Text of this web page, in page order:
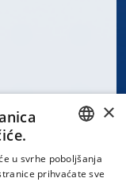
CROATIAN
×
u svrhe poboljšanja
prihvaćate sve